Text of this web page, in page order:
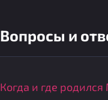
Вопросы и
Когда и где родился